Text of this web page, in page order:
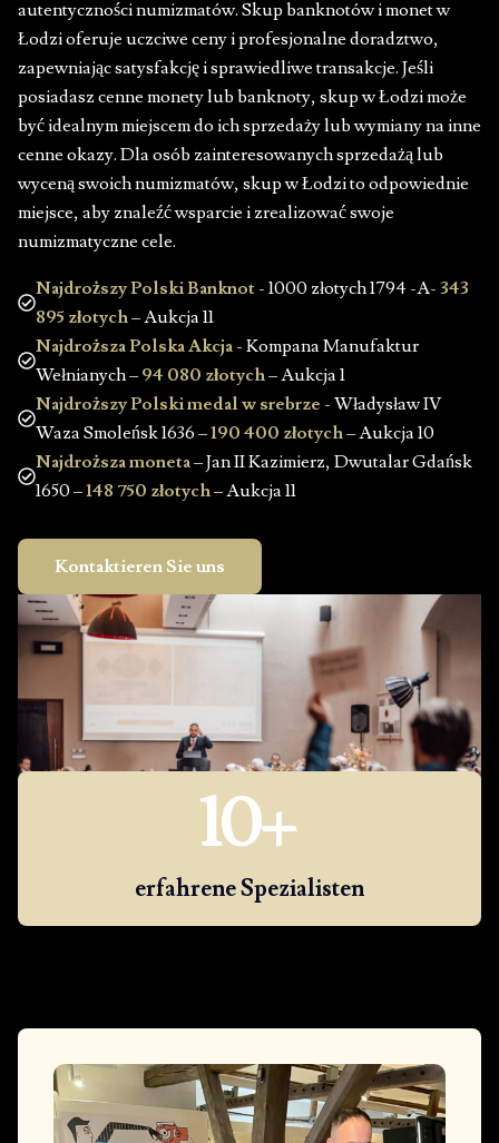
autentyczności numizmatów. Skup banknotów i monet w
Łodzi oferuje uczciwe ceny i profesjonalne doradztwo,
zapewniając satysfakcję i sprawiedliwe transakcje. Jeśli
posiadasz cenne monety lub banknoty, skup w Łodzi może
być idealnym miejscem do ich sprzedaży lub wymiany na inne
cenne okazy. Dla osób zainteresowanych sprzedażą lub
wyceną swoich numizmatów, skup w Łodzi to odpowiednie
miejsce, aby znaleźć wsparcie i zrealizować swoje
numizmatyczne cele.
Najdroższy Polski Banknot - 1000 złotych 1794 -A- 343
895 złotych– Aukcja 11
Najdroższa Polska Akcja - Kompana Manufaktur
Wełnianych – 94 080 złotych– Aukcja 1
Najdroższy Polski medal w srebrze - Władysław IV
Waza Smoleńsk 1636 –190 400 złotych– Aukcja 10
Najdroższa moneta– Jan II Kazimierz, Dwutalar Gdańsk
1650 –148 750 złotych– Aukcja 11
Kontaktieren Sie uns
10+
erfahrene Spezialisten